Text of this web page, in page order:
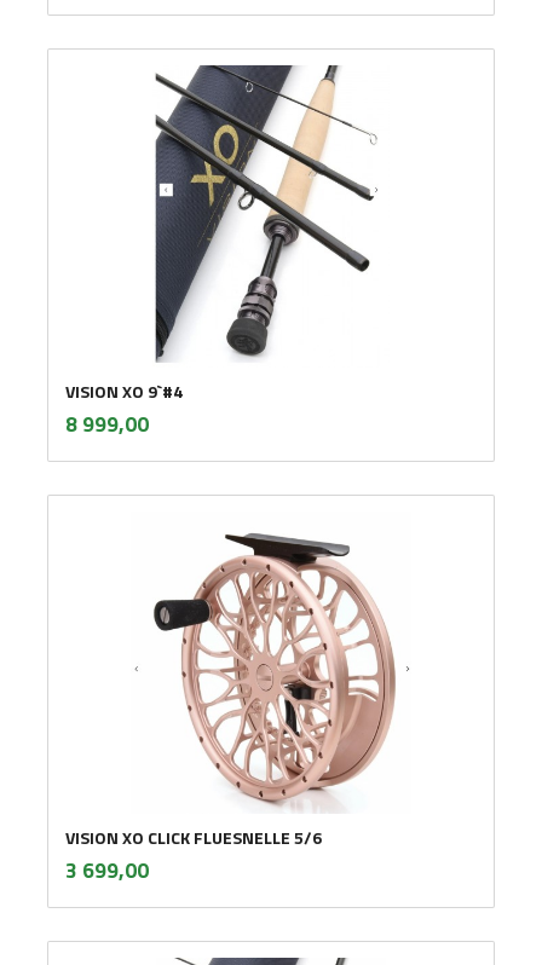
VISION XO 9`#4
Pris
8 999,00mva.
VISION XO CLICK FLUESNELLE 5/6
Pris
3 699,00mva.